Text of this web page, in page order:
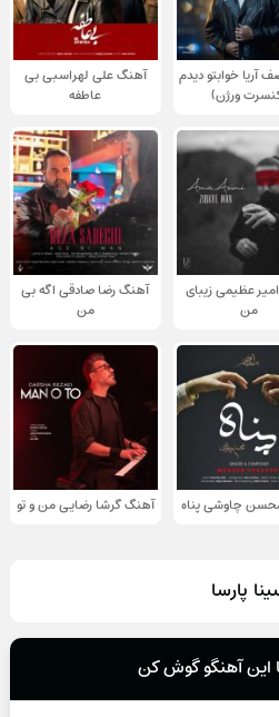
آریا خوابتو دیدم
ورژن)
آهنگ علی لهراسبی بی
عاطفه
عظیمی زیبای
من
آهنگ رضا صادقی اگه بی
من
چاوشی پناه آهنگ گرشا رضایی من و تو
پارسا
این آهنگو گوش کن